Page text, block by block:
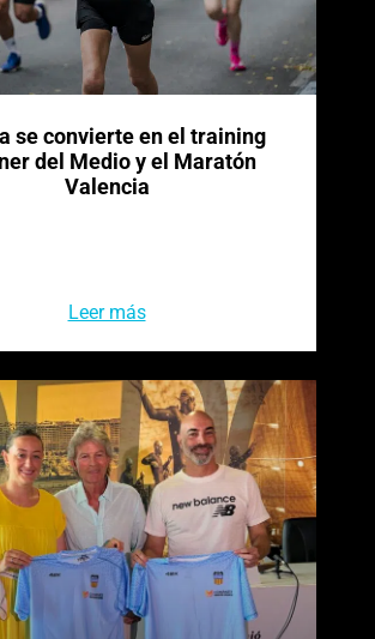
se convierte en el training
del Medio y el Maratón
Valencia
Leer más